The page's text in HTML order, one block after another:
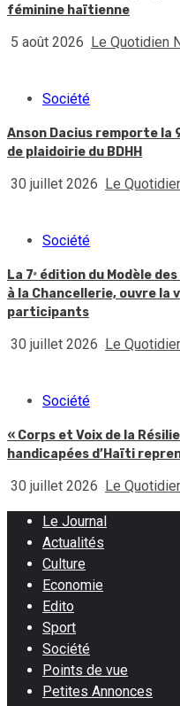
féminine haïtienne
5 août 2026 Le Quotidien
Société
Anson Dacius remporte la
de plaidoirie du BDHH
30 juillet 2026 Le
Société
La 7ᵉ édition du Modèle
à la Chancellerie, ouvre la
participants
30 juillet 2026 Le
Société
« Corps et Voix de la
handicapées d’Haïti
30 juillet 2026 Le
Le Journal
Actualités
Culture
Economie
Edito
Sport
Société
Points de vue
Petites Annonces